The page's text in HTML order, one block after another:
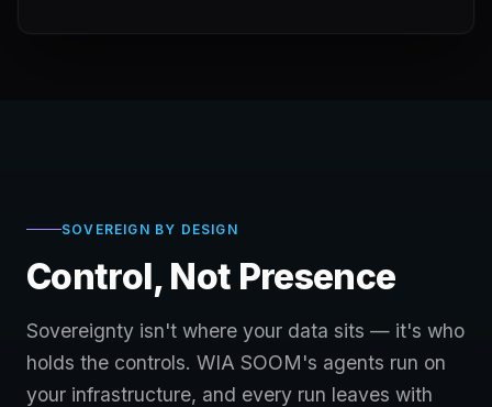
SOVEREIGN BY DESIGN
Control, Not Presence
Sovereignty isn't where your data sits — it's who
holds the controls. WIA SOOM's agents run on
your infrastructure, and every run leaves with